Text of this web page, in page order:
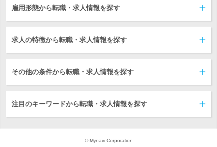
雇用形態から転職・求人情報を探す
求人の特徴から転職・求人情報を探す
その他の条件から転職・求人情報を探す
注目のキーワードから転職・求人情報を探す
© Mynavi Corporation